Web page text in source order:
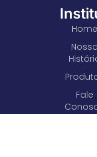
Home
Nossa
Fale